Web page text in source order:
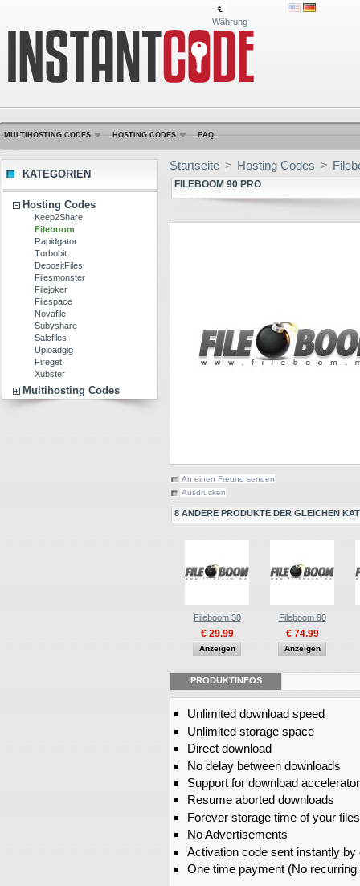
€
Währung
MULTIHOSTING CODES HOSTING CODES FAQ
KATEGORIEN
Hosting Codes
Keep2Share
Fileboom
Rapidgator
Turbobit
DepositFiles
Filesmonster
Filejoker
Filespace
Novafile
Subyshare
Salefiles
Uploadgig
Fireget
Xubster
Multihosting Codes
Startseite > Hosting Codes >
FILEBOOM 90 PRO
An einen Freund senden
Ausdrucken
8 ANDERE PRODUKTE DER GLEICHEN
Fileboom 30
€ 29.99
Anzeigen
Fileboom 90
€ 74.99
Anzeigen
PRODUKTINFOS
Unlimited download speed
Unlimited storage space
Direct download
No delay between downloads
Support for download
Resume aborted downloads
Forever storage time of your files
No Advertisements
Activation code sent instantly by
One time payment (No